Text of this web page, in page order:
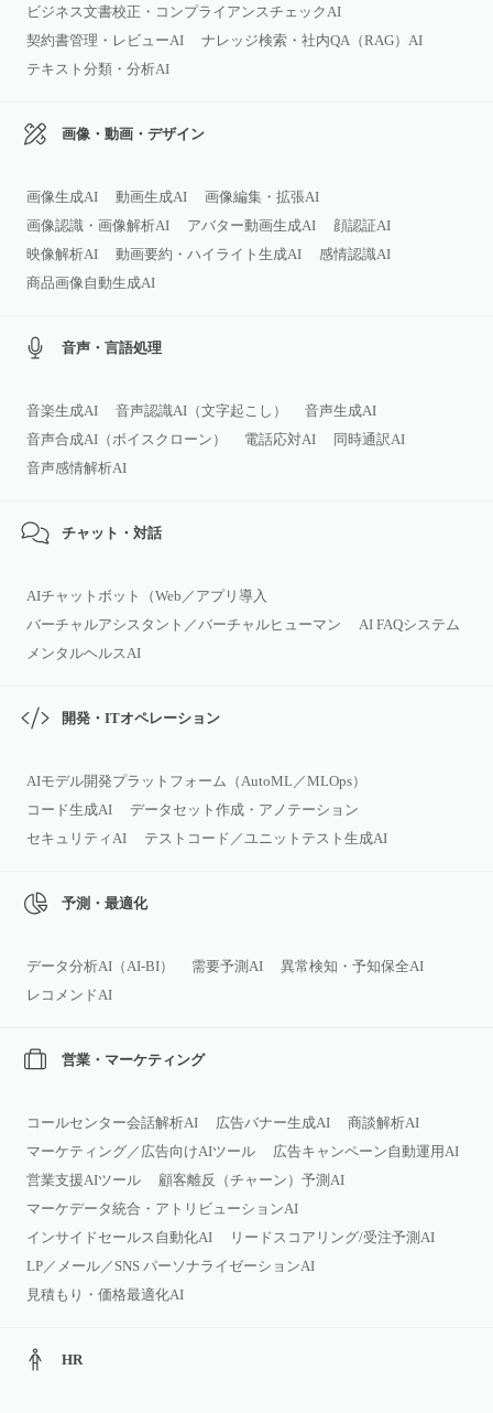
ビジネス文書校正・コンプライアンスチェックAI
契約書管理・レビューAI
ナレッジ検索・社内QA（RAG）AI
テキスト分類・分析AI
画像・動画・デザイン
画像生成AI 動画生成AI
画像編集・拡張AI
画像認識・画像解析AI
アバター動画生成AI
顔認証AI
映像解析AI
動画要約・ハイライト生成AI
感情認識AI
商品画像自動生成AI
音声・言語処理
音楽生成AI 音声認識AI（文字起こし）
音声生成AI
音声合成AI（ボイスクローン）
電話応対AI
同時通訳AI
音声感情解析AI
チャット・対話
AIチャットボット（Web／アプリ導入
バーチャルアシスタント／バーチャルヒューマン
AI FAQシステム
メンタルヘルスAI
開発・ITオペレーション
AIモデル開発プラットフォーム（AutoML／MLOps）
コード生成AI
データセット作成・アノテーション
セキュリティAI
テストコード／ユニットテスト生成AI
予測・最適化
データ分析AI（AI‑BI） 需要予測AI
異常検知・予知保全AI
レコメンドAI
営業・マーケティング
コールセンター会話解析AI 広告バナー生成AI
商談解析AI
マーケティング／広告向けAIツール
広告キャンペーン自動運用AI
営業支援AIツール
顧客離反（チャーン）予測AI
マーケデータ統合・アトリビューションAI
インサイドセールス自動化AI
リードスコアリング/受注予測AI
LP／メール／SNS パーソナライゼーションAI
見積もり・価格最適化AI
HR